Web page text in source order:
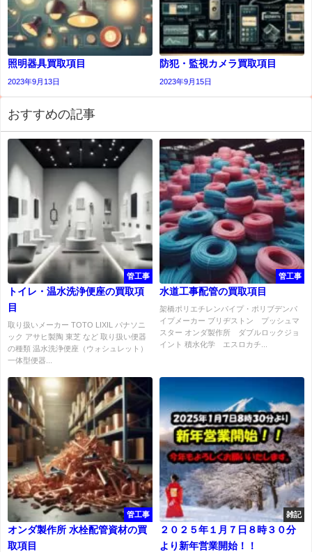
照明器具買取項目
2023年9月13日
防犯・監視カメラ買取項目
2023年9月15日
おすすめの記事
管工事
トイレ・温水洗浄便座の買取項
目
取り扱いメーカー TOTO LIXIL パナソニ
ック アサヒ製陶 東芝 など 取り扱い便器
の種類 温水洗浄便座（ウォシュレット）
一体型便器...
管工事
水道工事配管の買取項目
架橋ポリエチレンパイプ・ポリブデンパ
イプメーカー ブリヂストン プッシュマ
スター オンダ製作所 ダブルロックジョ
イント 積水化学 エスロカチ...
管工事
オンダ製作所 水栓配管資材の買
取項目
雑記
２０２５年１月７日８時３０分
より新年営業開始！！